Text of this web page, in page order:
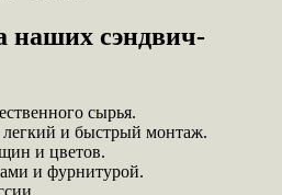
наших сэндвич-
сырья.
и быстрый монтаж.
и цветов.
и фурнитурой.